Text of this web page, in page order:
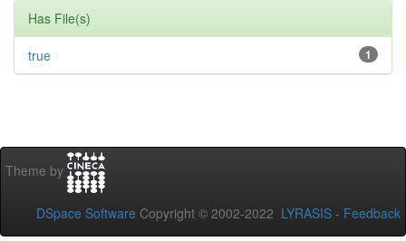
Has File(s)
1
true
Theme by
DSpace Software Copyright © 2002-2022 LYRASIS - Feedback